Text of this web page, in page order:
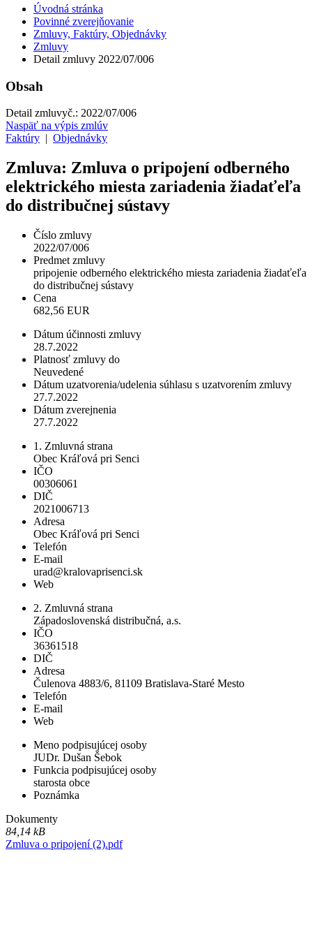
Úvodná stránka
Povinné zverejňovanie
Zmluvy, Faktúry, Objednávky
Zmluvy
Detail zmluvy 2022/07/006
Obsah
Detail zmluvyč.: 2022/07/006
Naspäť na výpis zmlúv
Faktúry
Objednávky
Zmluva: Zmluva o pripojení odberného
elektrického miesta zariadenia žiadaťeľa
do distribučnej sústavy
Číslo zmluvy
2022/07/006
Predmet zmluvy
pripojenie odberného elektrického miesta zariadenia žiadaťeľa
do distribučnej sústavy
Cena
682,56 EUR
Dátum účinnosti zmluvy
28.7.2022
Platnosť zmluvy do
Neuvedené
Dátum uzatvorenia/udelenia súhlasu s uzatvorením zmluvy
27.7.2022
Dátum zverejnenia
27.7.2022
1. Zmluvná strana
Obec Kráľová pri Senci
IČO
00306061
DIČ
2021006713
Adresa
Obec Kráľová pri Senci
Telefón
E-mail
urad@kralovaprisenci.sk
Web
2. Zmluvná strana
Západoslovenská distribučná, a.s.
IČO
36361518
DIČ
Adresa
Čulenova 4883/6, 81109 Bratislava-Staré Mesto
Telefón
E-mail
Web
Meno podpisujúcej osoby
JUDr. Dušan Šebok
Funkcia podpisujúcej osoby
starosta obce
Poznámka
Dokumenty
84,14 kB
Zmluva o pripojení (2).pdf